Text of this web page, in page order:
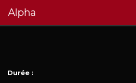
Alpha
Durée :